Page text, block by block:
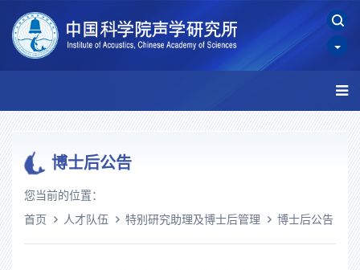
博士后公告
您当前的位置：
首页
人才队伍 特别研究助理及博士后管理 博士后公告